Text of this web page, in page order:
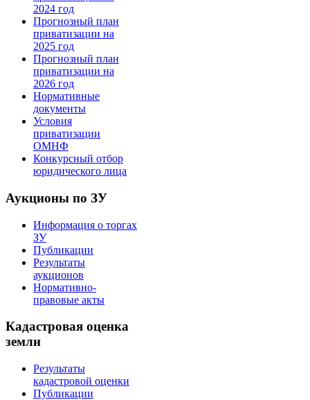
2024 год
Прогнозный план
приватизации на
2025 год
Прогнозный план
приватизации на
2026 год
Нормативные
документы
Условия
приватизации
ОМНФ
Конкурсный отбор
юридического лица
Аукционы по ЗУ
Информация о торгах
ЗУ
Публикации
Результаты
аукционов
Нормативно-
правовые акты
Кадастровая оценка
земли
Результаты
кадастровой оценки
Публикации